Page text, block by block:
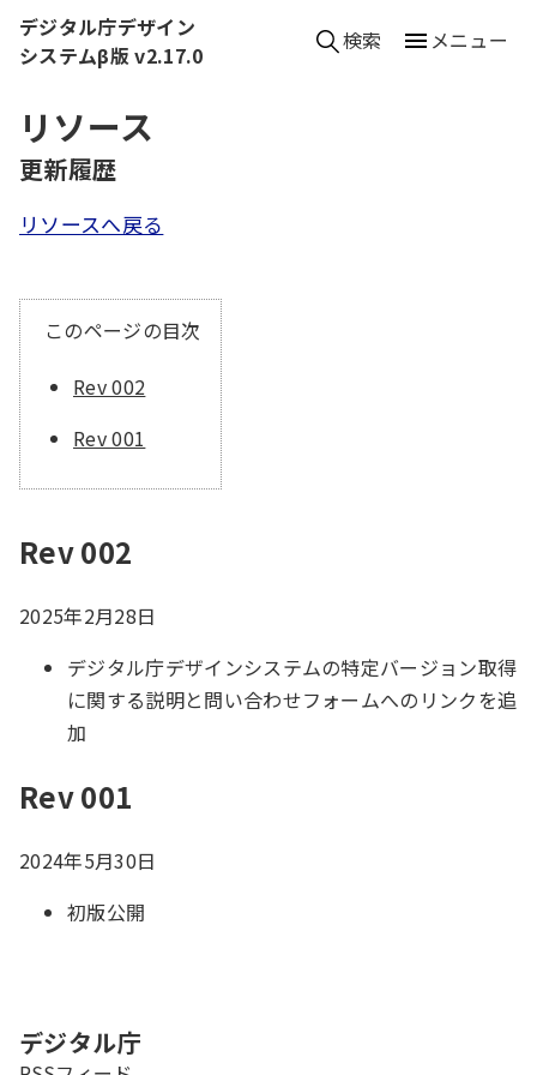
本文へ移動
デジタル庁デザイン
システムβ版 v2.17.0
検索 メニュー
リソース
（
更新履歴
リソースへ戻る
このページの目次
Rev 002
Rev 001
Rev 002
2025年2月28日
デジタル庁デザインシステムの特定バージョン取得
に関する説明と問い合わせフォームへのリンクを追
加
Rev 001
2024年5月30日
初版公開
デジタル庁